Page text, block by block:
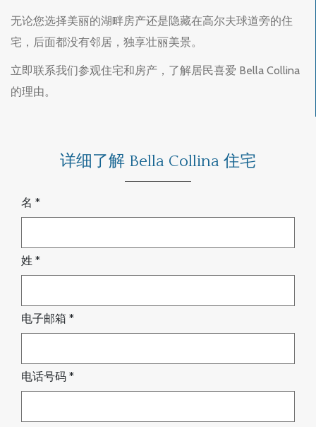
无论您选择美丽的湖畔房产还是隐藏在高尔夫球道旁的住
宅，后面都没有邻居，独享壮丽美景。
立即联系我们参观住宅和房产，了解居民喜爱 Bella Collina
的理由。
详细了解 Bella Collina 住宅
名 *
姓 *
电子邮箱 *
电话号码 *